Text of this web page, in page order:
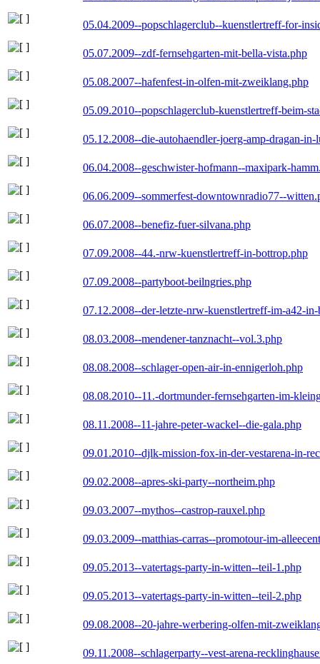
05.04.2009--popschlagerclub--kuenstlertreff-for-
05.07.2009--zdf-fernsehgarten-mit-bella-vista.php
05.08.2007--hafenfest-in-olfen-mit-zweiklang.php
05.09.2010--popschlagerclub-kuenstlertreff-beim-
05.12.2008--die-autohaendler-joerg-amp-dragan-in-
06.04.2008--geschwister-hofmann--maxipark-
06.06.2009--sommerfest-downtownradio77--
06.07.2008--benefiz-fuer-silvana.php
07.09.2008--44.-nrw-kuenstlertreff-in-bottrop.php
07.09.2008--partyboot-beilngries.php
07.12.2008--der-letzte-nrw-kuenstlertreff-im-a42-
08.03.2008--mendener-tanznacht--vol.3.php
08.08.2008--schlager-open-air-in-ennigerloh.php
08.08.2010--11.-dortmunder-fernsehgarten-im-
08.11.2008--11-jahre-peter-wackel--die-gala.php
09.01.2010--djlk-mission-fox-in-der-vestarena-in-
09.02.2008--apres-ski-party--northeim.php
09.03.2007--mythos--castrop-rauxel.php
09.03.2009--matthias-carras--promotour-im-
09.05.2013--vatertags-party-in-witten--teil-1.php
09.05.2013--vatertags-party-in-witten--teil-2.php
09.08.2008--20-jahre-werbering-olfen-mit-
09.11.2008--schlagerparty--vest-arena-